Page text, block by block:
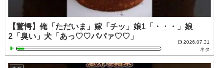
【驚愕】俺「ただいま」嫁「チッ」娘1「・・・」娘
2「臭い」犬「あっ♡♡パパァ♡♡」
2026.07.31
ネタ